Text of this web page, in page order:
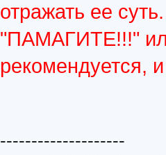
отражать ее
"ПАМАГИТЕ!!!"
рекомендуется,
--------------------